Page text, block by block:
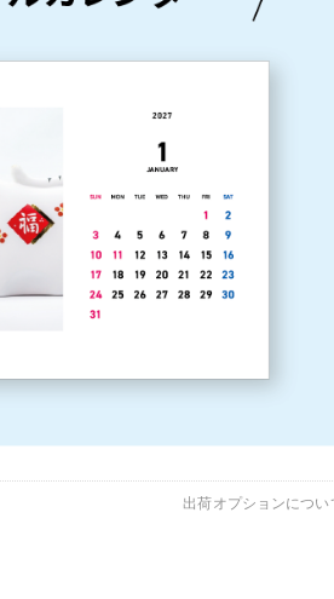
出荷オプションについ